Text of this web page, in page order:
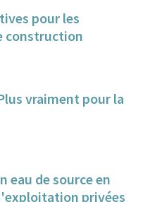
pour les
construction
vraiment pour la
eau de source en
privées